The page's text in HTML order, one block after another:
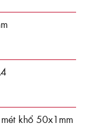
khổ 50x1mm